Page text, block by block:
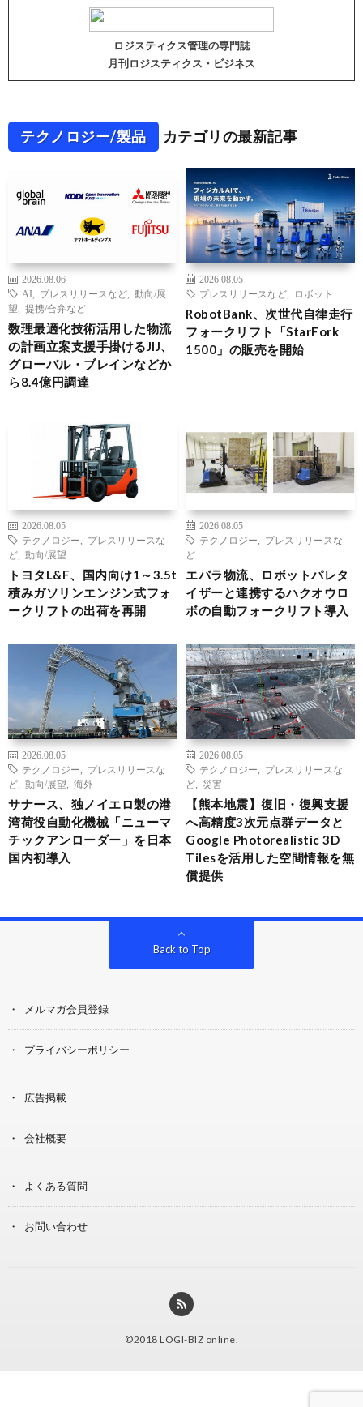
ロジスティクス管理の専門誌
月刊ロジスティクス・ビジネス
テクノロジー/製品 カテゴリの最新記事
2026.08.06
AI
プレスリリースなど
動向/展
望
提携/合弁など
数理最適化技術活用した物流
の計画立案支援手掛けるJIJ、
グローバル・ブレインなどか
ら8.4億円調達
2026.08.05
プレスリリースなど
ロボット
RobotBank、次世代自律走行
フォークリフト「StarFork
1500」の販売を開始
2026.08.05
テクノロジー
プレスリリースな
ど
動向/展望
トヨタL&F、国内向け1～3.5t
積みガソリンエンジン式フォ
ークリフトの出荷を再開
2026.08.05
テクノロジー
プレスリリースな
ど
エバラ物流、ロボットパレタ
イザーと連携するハクオウロ
ボの自動フォークリフト導入
2026.08.05
テクノロジー
プレスリリースな
ど
動向/展望 海外
サナース、独ノイエロ製の港
湾荷役自動化機械「ニューマ
チックアンローダー」を日本
国内初導入
2026.08.05
テクノロジー
プレスリリースな
ど
災害
【熊本地震】復旧・復興支援
へ高精度3次元点群データと
Google Photorealistic 3D
Tilesを活用した空間情報を無
償提供
Back to Top
メルマガ会員登録
プライバシーポリシー
広告掲載
会社概要
よくある質問
お問い合わせ
©2018 LOGI-BIZ online